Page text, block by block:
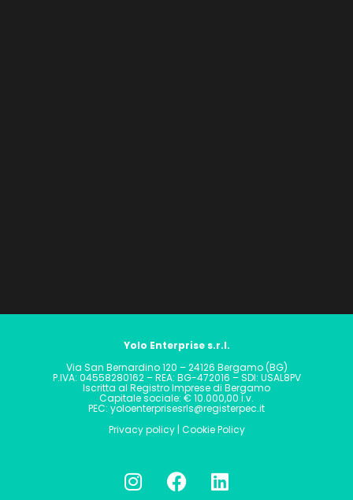
Yolo Enterprise s.r.l.
Via San Bernardino 120 – 24126 Bergamo (BG)
P.IVA: 04558280162 – REA: BG-472016 – SDI: USAL8PV
Iscritta al Registro Imprese di Bergamo
Capitale sociale: € 10.000,00 i.v.
PEC: yoloenterprisesrls@registerpec.it
Privacy policy | Cookie Policy